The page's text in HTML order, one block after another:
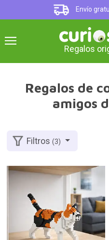
Envío
Regalos
Regalos de
amigos
Filtros(3)